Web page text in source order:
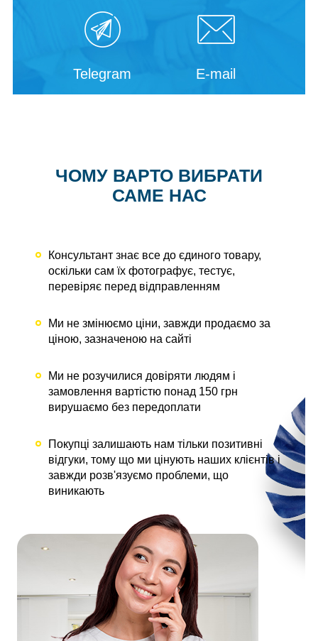
Telegram E-mail
ЧОМУ ВАРТО ВИБРАТИ
САМЕ НАС
Консультант знає все до єдиного товару,
оскільки сам їх фотографує, тестує,
перевіряє перед відправленням
Ми не змінюємо ціни, завжди продаємо за
ціною, зазначеною на сайті
Ми не розучилися довіряти людям і
замовлення вартістю понад 150 грн
вирушаємо без передоплати
Покупці залишають нам тільки позитивні
відгуки, тому що ми цінують наших клієнтів і
завжди розв'язуємо проблеми, що
виникають